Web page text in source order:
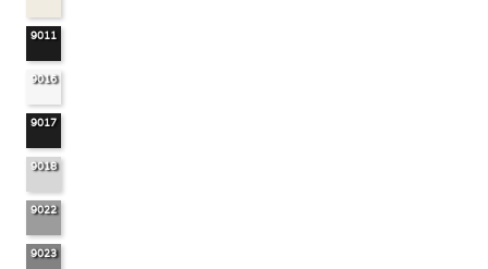
9011
9016
9017
9018
9022
9023